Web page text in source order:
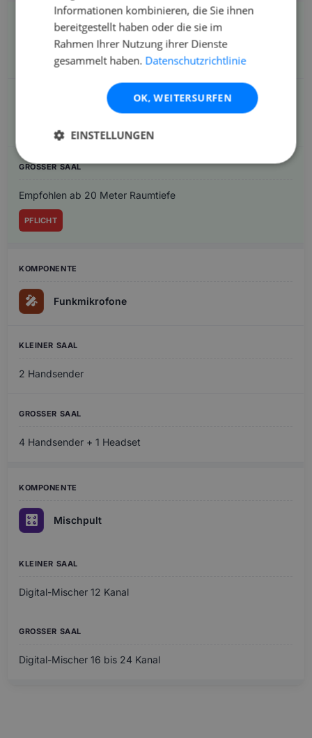
Delay-Line
Empfohlen ab 20 Meter Raumtiefe
PFLICHT
🎤 Funkmikrofone
2 Handsender
4 Handsender + 1 Headset
🎛️ Mischpult
Digital-Mischer 12 Kanal
Digital-Mischer 16 bis 24 Kanal
Informationen kombinieren, die Sie ihnen
bereitgestellt haben oder die sie im
Rahmen Ihrer Nutzung ihrer Dienste
gesammelt haben. Datenschutzrichtlinie
OK, WEITERSURFEN
EINSTELLUNGEN